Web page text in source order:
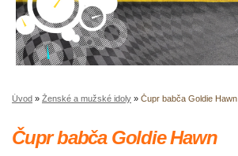
Úvod » Ženské a mužské idoly » Čupr babča Goldie Hawn
Čupr babča Goldie Hawn